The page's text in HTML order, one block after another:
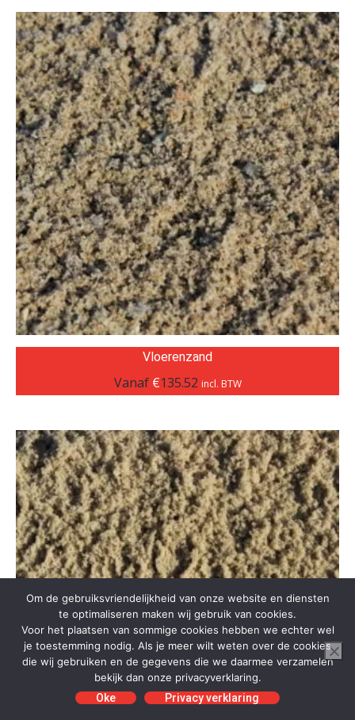
Vloerenzand
Vanaf €135.52 incl. BTW
Om de gebruiksvriendelijkheid van onze website en diensten
te optimaliseren maken wij gebruik van cookies.
Voor het plaatsen van sommige cookies hebben we echter wel
je toestemming nodig. Als je meer wilt weten over de cookies
die wij gebruiken en de gegevens die we daarmee verzamelen
bekijk dan onze privacyverklaring.
Oke
Privacy verklaring